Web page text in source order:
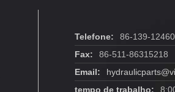
Telefone:
86-139-
Fax:
86-511-86315218
Email:
tempo de trabalho: